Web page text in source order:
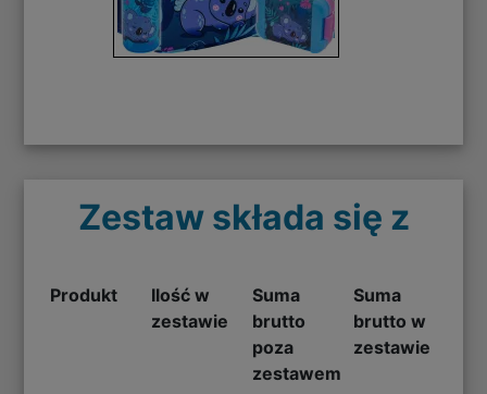
Zestaw składa się z
Produkt
Ilość w
zestawie
Suma
brutto
poza
zestawem
Suma
brutto w
zestawie